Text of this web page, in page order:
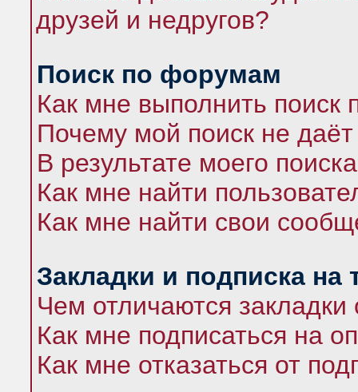
друзей и недругов?
Поиск по форумам
Как мне выполнить
Почему мой поиск не даёт
В результате моего
Как мне найти
Как мне найти свои
Закладки и подписка на
Чем отличаются закладки
Как мне подписаться на
Как мне отказаться от